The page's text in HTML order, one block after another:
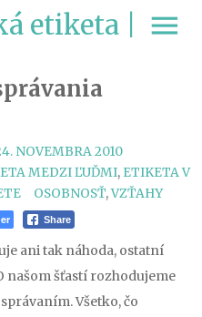
etiketa | menu
NOVEMBRA 2010
MEDZI ĽUĎMI, ETIKETA V
TAGS
OSOBNOSŤ,VZŤAHY
Share
ani tak náhoda, ostatní
našom šťastí rozhodujeme
Všetko, čo